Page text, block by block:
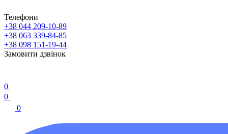
Телефони
+38 044 209-10-89
+38 063 339-84-85
+38 098 151-19-44
Замовити дзвінок
0
0
0